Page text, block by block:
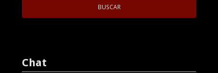
Chat